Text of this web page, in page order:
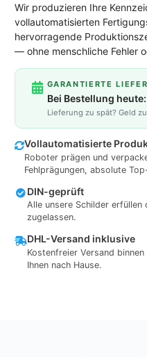
Wir produzieren Ihre
vollautomatisierten
hervorragende
— ohne menschliche Fehler
GARANTIERTE
Bei Bestellung
Lieferung zu spät? Geld
Vollautomatisierte
Roboter prägen und
Fehlprägungen, absolute
DIN-geprüft
Alle unsere Schilder erfüllen
zugelassen.
DHL-Versand inklusive
Kostenfreier Versand
Ihnen nach Hause.